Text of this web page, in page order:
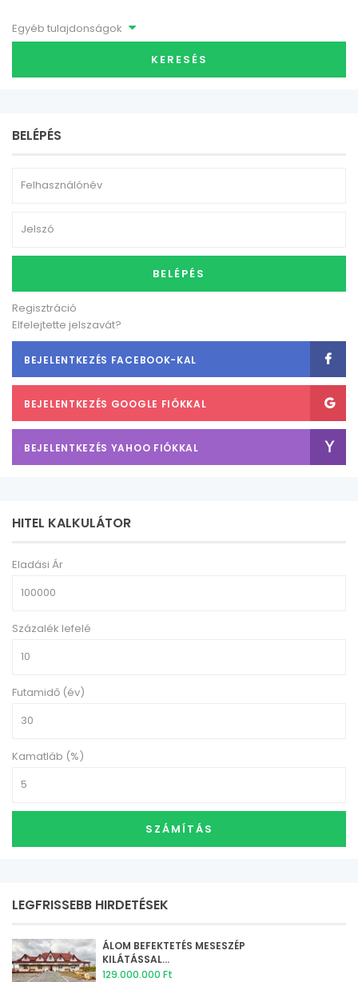
Egyéb tulajdonságok
KERESÉS
BELÉPÉS
BELÉPÉS
Regisztráció
Elfelejtette jelszavát?
BEJELENTKEZÉS FACEBOOK-KAL
BEJELENTKEZÉS GOOGLE FIÓKKAL
BEJELENTKEZÉS YAHOO FIÓKKAL
HITEL KALKULÁTOR
Eladási Ár
Százalék lefelé
Futamidő (év)
Kamatláb (%)
SZÁMÍTÁS
LEGFRISSEBB HIRDETÉSEK
ÁLOM BEFEKTETÉS MESESZÉP
KILÁTÁSSAL...
129.000.000 Ft